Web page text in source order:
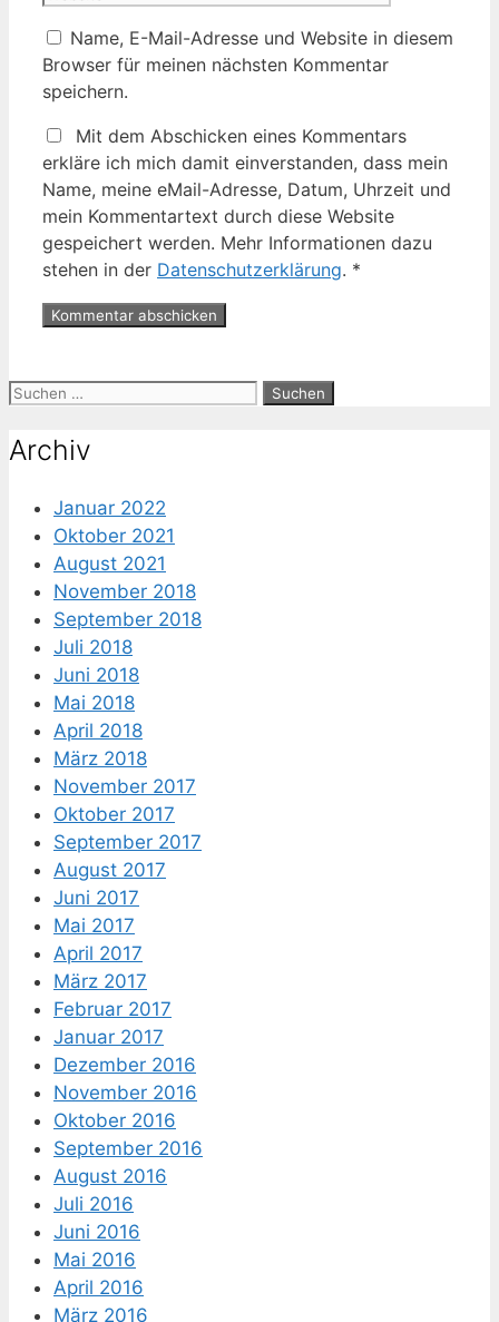
Name, E-Mail-Adresse und Website in diesem
Browser für meinen nächsten Kommentar
speichern.
Mit dem Abschicken eines Kommentars
erkläre ich mich damit einverstanden, dass mein
Name, meine eMail-Adresse, Datum, Uhrzeit und
mein Kommentartext durch diese Website
gespeichert werden. Mehr Informationen dazu
stehen in der Datenschutzerklärung. *
Suche
Archiv
Januar 2022
Oktober 2021
August 2021
November 2018
September 2018
Juli 2018
Juni 2018
Mai 2018
April 2018
März 2018
November 2017
Oktober 2017
September 2017
August 2017
Juni 2017
Mai 2017
April 2017
März 2017
Februar 2017
Januar 2017
Dezember 2016
November 2016
Oktober 2016
September 2016
August 2016
Juli 2016
Juni 2016
Mai 2016
April 2016
März 2016